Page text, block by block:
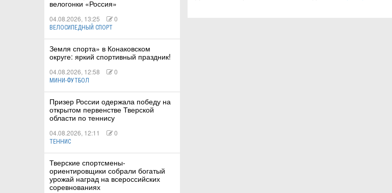
велогонки «Россия»
04.08.2026, 13:25 0
ВЕЛОСИПЕДНЫЙ СПОРТ
Земля спорта» в Конаковском
округе: яркий спортивный праздник!
04.08.2026, 12:58 0
МИНИ-ФУТБОЛ
Призер России одержала победу на
открытом первенстве Тверской
области по теннису
04.08.2026, 12:11 0
ТЕННИС
Тверские спортсмены-
ориентировщики собрали богатый
урожай наград на всероссийских
соревнованиях